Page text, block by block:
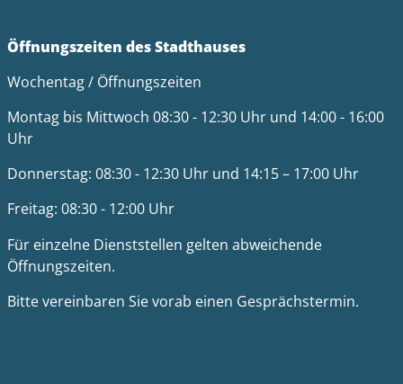
Öffnungszeiten des Stadthauses
Wochentag / Öffnungszeiten
Montag bis Mittwoch 08:30 - 12:30 Uhr und 14:00 - 16:00
Uhr
Donnerstag: 08:30 - 12:30 Uhr und 14:15 – 17:00 Uhr
Freitag: 08:30 - 12:00 Uhr
Für einzelne Dienststellen gelten abweichende
Öffnungszeiten.
Bitte vereinbaren Sie vorab einen Gesprächstermin.